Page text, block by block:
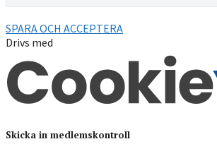
SPARA OCH ACCEPTERA
Drivs med
Skicka in medlemskontroll